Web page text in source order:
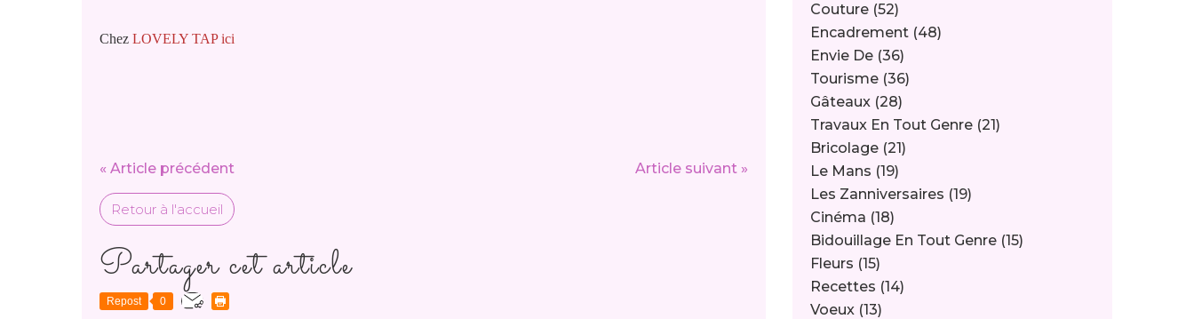
Chez LOVELY TAP ici
« Article précédent Article suivant »
Retour à l'accueil
Partager cet article
Repost 0
Couture (52)
Encadrement (48)
Envie De (36)
Tourisme (36)
Gâteaux (28)
Travaux En Tout Genre (21)
Bricolage (21)
Le Mans (19)
Les Zanniversaires (19)
Cinéma (18)
Bidouillage En Tout Genre (15)
Fleurs (15)
Recettes (14)
Voeux (13)